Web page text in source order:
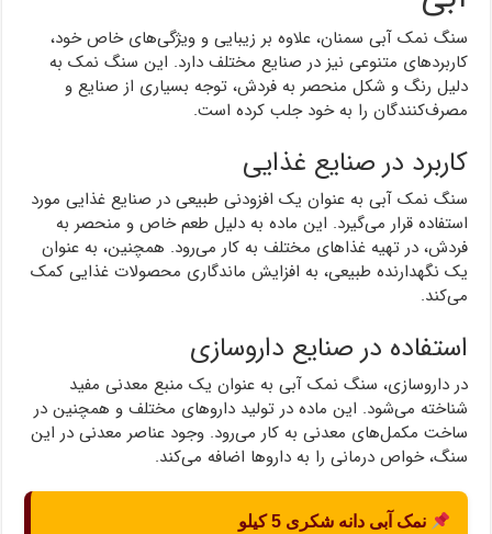
سنگ نمک آبی سمنان، علاوه بر زیبایی و ویژگی‌های خاص خود،
کاربردهای متنوعی نیز در صنایع مختلف دارد. این سنگ نمک به
دلیل رنگ و شکل منحصر به فردش، توجه بسیاری از صنایع و
مصرف‌کنندگان را به خود جلب کرده است.
کاربرد در صنایع غذایی
سنگ نمک آبی به عنوان یک افزودنی طبیعی در صنایع غذایی مورد
استفاده قرار می‌گیرد. این ماده به دلیل طعم خاص و منحصر به
فردش، در تهیه غذاهای مختلف به کار می‌رود. همچنین، به عنوان
یک نگهدارنده طبیعی، به افزایش ماندگاری محصولات غذایی کمک
می‌کند.
استفاده در صنایع داروسازی
در داروسازی، سنگ نمک آبی به عنوان یک منبع معدنی مفید
شناخته می‌شود. این ماده در تولید داروهای مختلف و همچنین در
ساخت مکمل‌های معدنی به کار می‌رود. وجود عناصر معدنی در این
سنگ، خواص درمانی را به داروها اضافه می‌کند.
نمک آبی دانه شکری 5 کیلو